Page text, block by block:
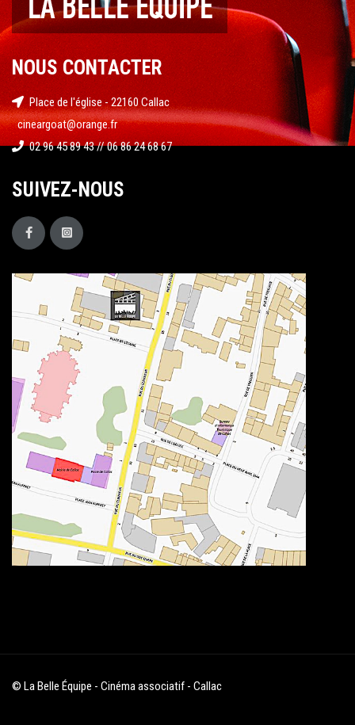
NOUS CONTACTER
Place de l'église - 22160 Callac
cineargoat@orange.fr
02 96 45 89 43 // 06 86 24 68 67
SUIVEZ-NOUS
© La Belle Équipe - Cinéma associatif - Callac